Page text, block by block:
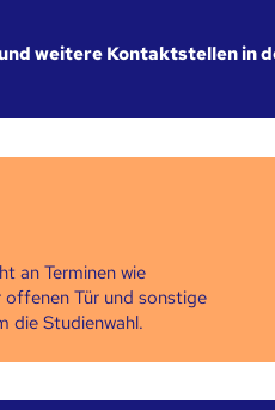
weitere Kontaktstellen in
an Terminen wie
offenen Tür und sonstige
die Studienwahl.